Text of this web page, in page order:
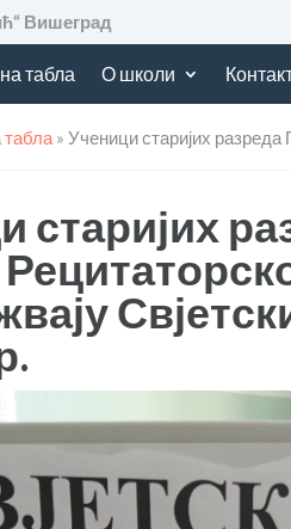
Вишеград
табла О школи
» Ученици старијих
старијих